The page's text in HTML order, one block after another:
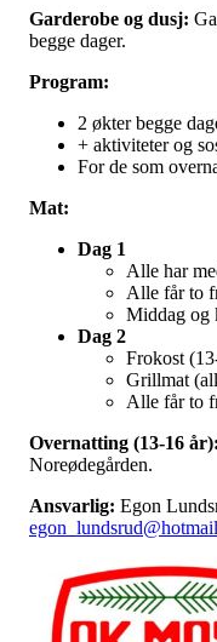
Garderobe og dusj:
begge dager.
Program:
2 økter begge
+ aktiviteter og
For de som
Mat:
Dag 1
Alle har
Alle får to
Middag og
Dag 2
Frokost
Grillmat
Alle får to
Overnatting (13-16 år):
Noreødegården.
Ansvarlig: Egon